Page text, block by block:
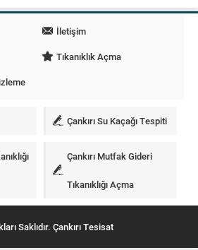
İletişim
Tıkanıklık Açma
Çankırı Su Kaçağı Tespiti
Çankırı Mutfak Gideri
Tıkanıklığı Açma
Saklıdır. Çankırı Tesisat